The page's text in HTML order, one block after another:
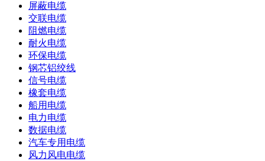
屏蔽电缆
交联电缆
阻燃电缆
耐火电缆
环保电缆
钢芯铝绞线
信号电缆
橡套电缆
船用电缆
电力电缆
数据电缆
汽车专用电缆
风力风电电缆